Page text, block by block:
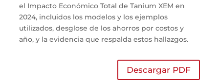
el Impacto Económico Total de Tanium XEM en
2024, incluidos los modelos y los ejemplos
utilizados, desglose de los ahorros por costos y
año, y la evidencia que respalda estos hallazgos.
Descargar PDF